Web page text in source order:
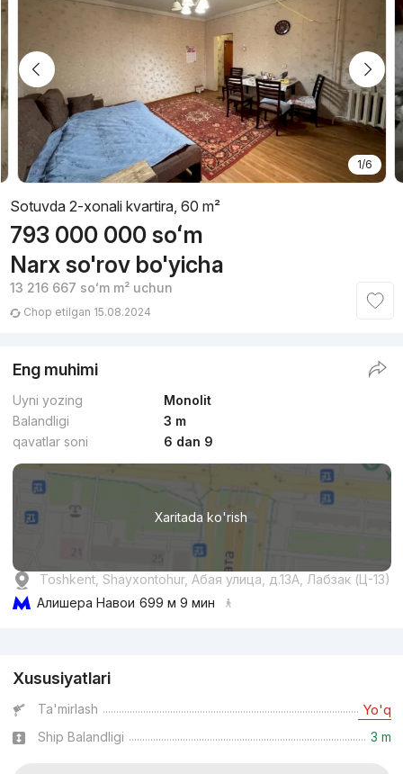
1/6
Sotuvda 2-xonali kvartira, 60 m²
793 000 000 soʻm
Narx so'rov bo'yicha
13 216 667 soʻmm² uchun
Chop etilgan 15.08.2024
Eng muhimi
Uyni yozing
Monolit
Balandligi
3 m
qavatlar soni
6 dan 9
Xaritada ko'rish
Toshkent, Shayxontohur, Абая улица, д.13A, Лабзак (Ц-13)
Алишера Навои 699 м 9 мин
Xususiyatlari
Ta'mirlash Yo'q
Ship Balandligi 3 m